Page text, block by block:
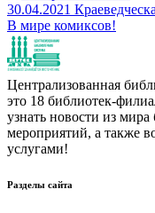
30.04.2021
В мире комиксов!
Централизованная
это 18 библиотек-
узнать новости из
мероприятий, а также
услугами!
Разделы сайта